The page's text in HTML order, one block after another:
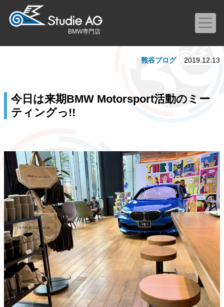
BMW専門店
今日は来期BMW Motorsport活動のミー
ティングっ!!
熊谷ブログ 2019.12.13